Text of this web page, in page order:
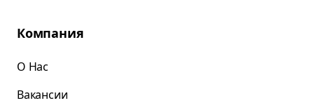
Компания
О Нас
Вакансии